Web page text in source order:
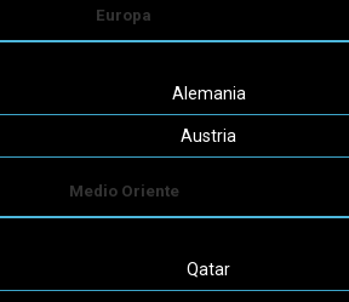
Europa
Alemania
Austria
Medio Oriente
Qatar